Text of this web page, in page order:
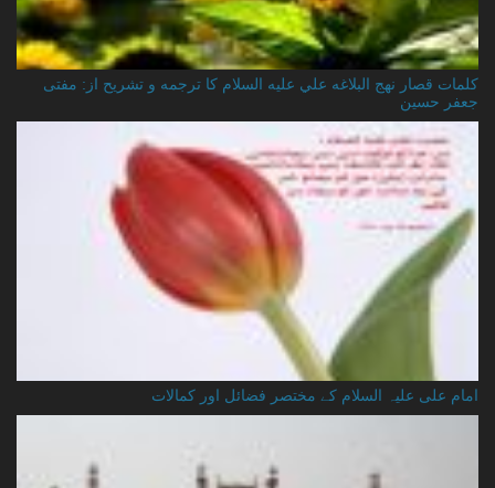
کلمات قصار نهج البلاغه علي عليه السلام کا ترجمه و تشریح از: مفتی
جعفر حسین
امام علی علیہ السلام کے مختصر فضائل اور کمالات